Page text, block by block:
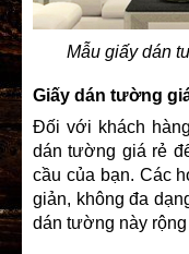
Mẫu giấy dán
Giấy dán tường
Đối với khách
dán tường giá rẻ
cầu của bạn. Các
giản, không đa
dán tường này rộng